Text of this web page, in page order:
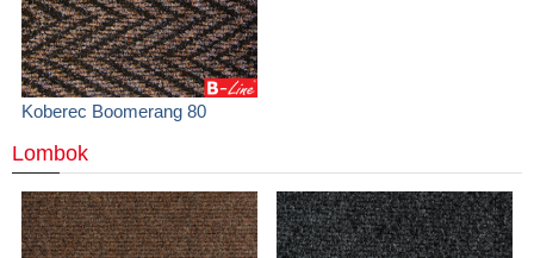
Koberec Boomerang 80
Lombok